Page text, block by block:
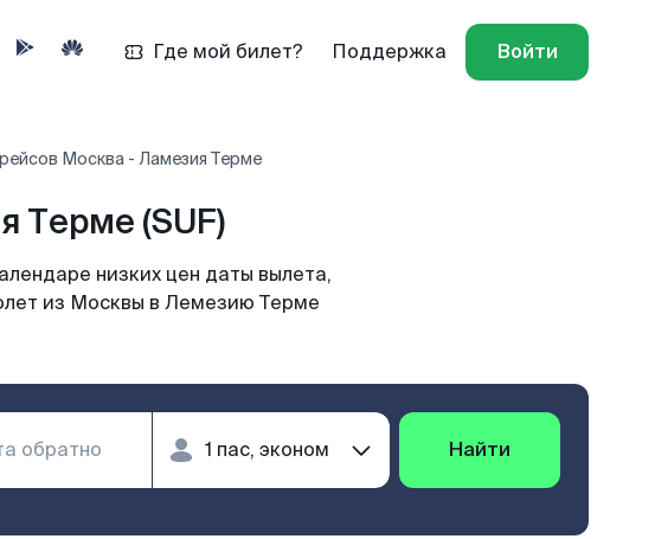
Где мой билет? Поддержка Войти
Москва - Ламезия Терме
Терме (SUF)
низких цен даты вылета,
из Москвы в Лемезию Терме
Найти